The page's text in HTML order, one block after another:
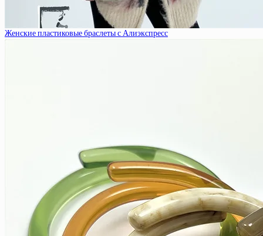
Женские пластиковые браслеты с Алиэкспресс